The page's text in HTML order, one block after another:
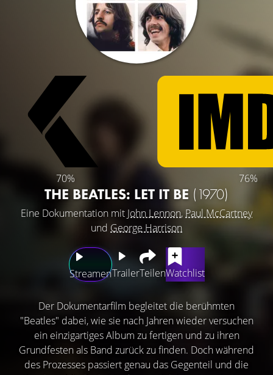
70% 76%
THE BEATLES: LET IT BE (1970)
Eine Dokumentation mit John Lennon,Paul McCartney
und George Harrison
StreamenTrailerTeilenWatchlist
Der Dokumentarfilm begleitet die berühmten
"Beatles" dabei, wie sie nach Jahren wieder versuchen
ein einzigartiges Album zu fertigen und zu ihren
Grundfesten als Band zurück zu finden. Doch während
des Prozesses passiert genau das Gegenteil und die